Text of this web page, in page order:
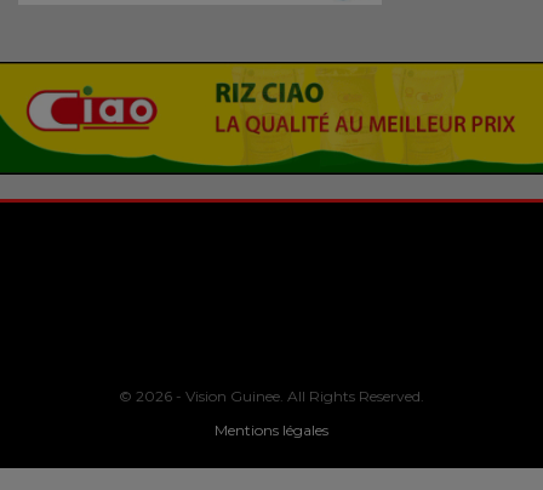
© 2026 - Vision Guinee. All Rights Reserved.
Mentions légales